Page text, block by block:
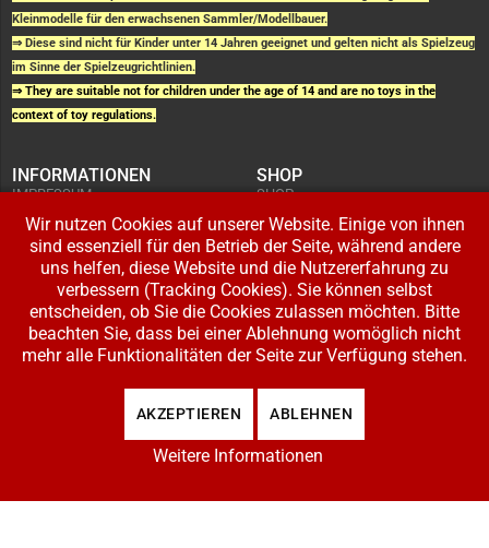
Kleinmodelle für den erwachsenen Sammler/Modellbauer.
⇒ Diese sind nicht für Kinder unter 14 Jahren geeignet und gelten nicht als Spielzeug
im Sinne der Spielzeugrichtlinien.
⇒ They are suitable not for children under the age of 14 and are no toys in the
context of toy regulations.
INFORMATIONEN
IMPRESSUM
KUNDENINFORMATIONEN
WIDERRUFSRECHT
DATENSCHUTZERKLÄRUNG
ZAHLUNG UND VERSAND
SHOP
SHOP
BESTELLUNGEN
ADRESSE BEARBEITEN
IHR KONTO
LOGIN
REGISTRIEREN
Copyright © 2026 Modellbahnladen Klee GbR. Alle Rechte vorbehalten. Design:
Wir nutzen Cookies auf unserer Website. Einige von ihnen
sind essenziell für den Betrieb der Seite, während andere
uns helfen, diese Website und die Nutzererfahrung zu
verbessern (Tracking Cookies). Sie können selbst
entscheiden, ob Sie die Cookies zulassen möchten. Bitte
beachten Sie, dass bei einer Ablehnung womöglich nicht
mehr alle Funktionalitäten der Seite zur Verfügung stehen.
AKZEPTIEREN ABLEHNEN
Weitere Informationen